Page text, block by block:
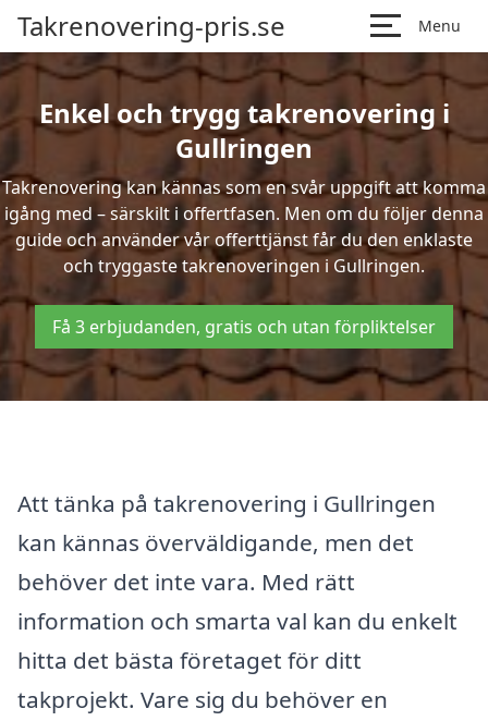
Takrenovering-pris.se Menu
Enkel och trygg takrenovering i
Gullringen
Takrenovering kan kännas som en svår uppgift att komma
igång med – särskilt i offertfasen. Men om du följer denna
guide och använder vår offerttjänst får du den enklaste
och tryggaste takrenoveringen i Gullringen.
Få 3 erbjudanden, gratis och utan förpliktelser
Att tänka på takrenovering i Gullringen
kan kännas överväldigande, men det
behöver det inte vara. Med rätt
information och smarta val kan du enkelt
hitta det bästa företaget för ditt
takprojekt. Vare sig du behöver en